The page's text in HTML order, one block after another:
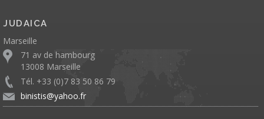
JUDAICA
Marseille
71 av de hambourg
13008 Marseille
Tél. +33 (0)7 83 50 86 79
binistis@yahoo.fr